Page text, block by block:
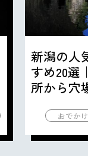
新潟の人
すめ20選
所から穴
おでか